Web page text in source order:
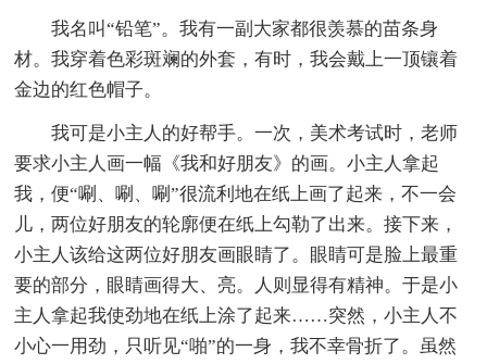
我名叫“铅笔”。我有一副大家都很羡慕的苗条身
材。我穿着色彩斑斓的外套，有时，我会戴上一顶镶着
金边的红色帽子。
我可是小主人的好帮手。一次，美术考试时，老师
要求小主人画一幅《我和好朋友》的画。小主人拿起
我，便“唰、唰、唰”很流利地在纸上画了起来，不一会
儿，两位好朋友的轮廓便在纸上勾勒了出来。接下来，
小主人该给这两位好朋友画眼睛了。眼睛可是脸上最重
要的部分，眼睛画得大、亮。人则显得有精神。于是小
主人拿起我使劲地在纸上涂了起来……突然，小主人不
小心一用劲，只听见“啪”的一身，我不幸骨折了。虽然